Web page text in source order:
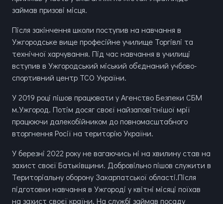
займав призові місця.
Після закінчення школи поступив на навчання в
Ужгородське вище професійне училище Торгівлі та
технічної харчування. Під час навчання в училищі
вступив в Ужгородський міський обʼєднаний учбово-
спортивний центр ТСО України.
У 2019 році пішов працювати у Агенство Безпеки СБМ
м.Ужгород. Потім досяг своєї найзаповітнішої мрії
працюючи далекобійником до повномасштабного
вторгнення Росії на територію України.
У березні 2022 року не вагаючись ні на хвилину став на
захист своєї Батьківщини. Добровільно пішов служити в
Територіальну оборону Закарпатської області.Після
підготовки навчання в Ужгороді у квітні місяці поїхав
на захист своєї країни. На службі займав посаду